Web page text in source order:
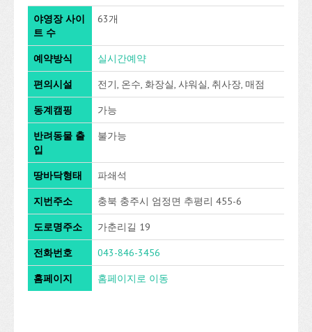
야영장 사이
트 수
63개
예약방식 실시간예약
편의시설 전기, 온수, 화장실, 샤워실, 취사장, 매점
동계캠핑 가능
반려동물 출
입
불가능
땅바닥형태 파쇄석
지번주소 충북 충주시 엄정면 추평리 455-6
도로명주소 가춘리길 19
전화번호 043-846-3456
홈페이지 홈페이지로 이동